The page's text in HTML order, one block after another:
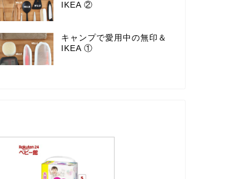
IKEA ②
キャンプで愛用中の無印＆
IKEA ①